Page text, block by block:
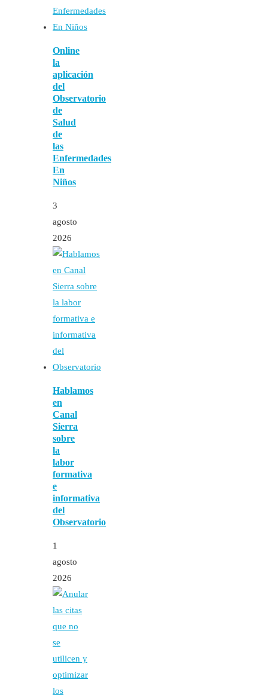
Online
la
aplicación
del
Observatorio
de
Salud
de
las
Enfermedades
En
Niños
3
agosto
2026
Hablamos
en
Canal
Sierra
sobre
la
labor
formativa
e
informativa
del
Observatorio
1
agosto
2026